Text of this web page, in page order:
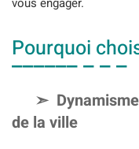
Pourquoi
de la ville